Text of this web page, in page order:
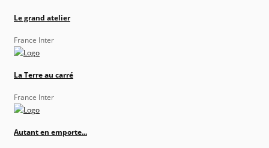
Le grand atelier
France Inter
La Terre au carré
France Inter
Autant en emporte...